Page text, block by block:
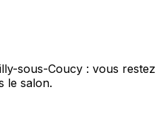
sous-Coucy : vous restez
le salon.